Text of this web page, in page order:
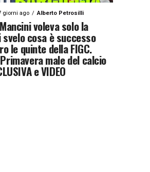
giorni ago Alberto Petrosilli
voleva solo la
svelo cosa è successo
le quinte della FIGC.
male del calcio
e VIDEO